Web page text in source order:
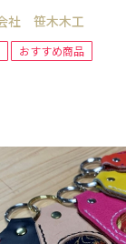
社 笹木木工
おすすめ商品